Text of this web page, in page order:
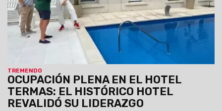
TREMENDO
OCUPACIÓN PLENA EN EL HOTEL
TERMAS: EL HISTÓRICO HOTEL
REVALIDÓ SU LIDERAZGO